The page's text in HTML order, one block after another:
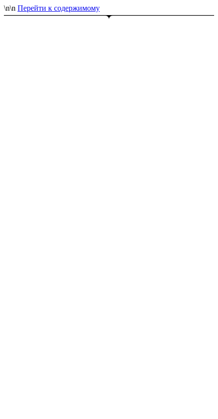
\n\n Перейти к содержимому